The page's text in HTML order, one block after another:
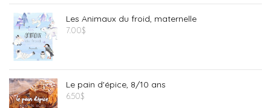
Les Animaux du froid, maternelle
7.00$
Le pain d'épice, 8/10 ans
6.50$